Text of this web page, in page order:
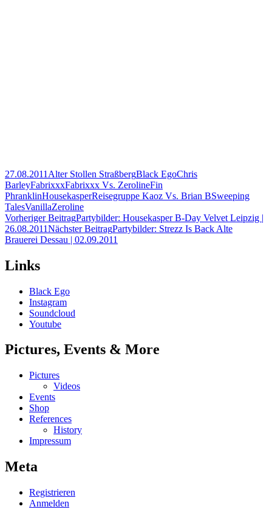
27.08.2011 Alter Stollen StraßbergBlack EgoChris
BarleyFabrixxxFabrixxx Vs. ZerolineFin
PhranklinHousekasperReisegruppe Kaoz Vs. Brian BSweeping
TalesVanillaZeroline
Beitragsnavigation
Vorheriger BeitragPartybilder: Housekasper B-Day Velvet Leipzig |
26.08.2011Nächster BeitragPartybilder: Strezz Is Back Alte
Brauerei Dessau | 02.09.2011
Links
Black Ego
Instagram
Soundcloud
Youtube
Pictures, Events & More
Pictures
Videos
Events
Shop
References
History
Impressum
Meta
Registrieren
Anmelden